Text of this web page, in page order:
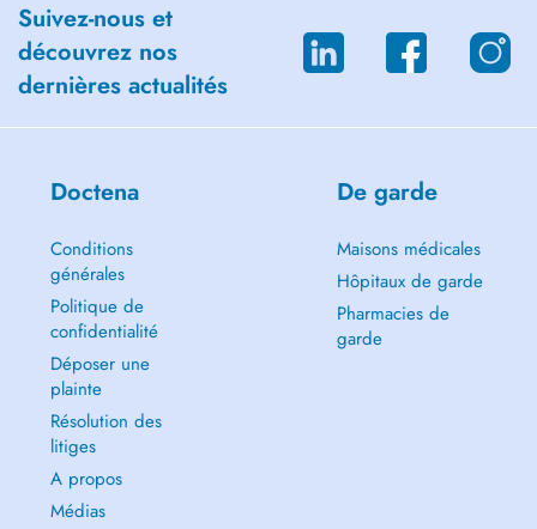
Suivez-nous et
découvrez nos
dernières actualités
Doctena
Conditions
générales
Politique de
confidentialité
Déposer une
plainte
Résolution des
litiges
A propos
Médias
De garde
Maisons médicales
Hôpitaux de garde
Pharmacies de
garde